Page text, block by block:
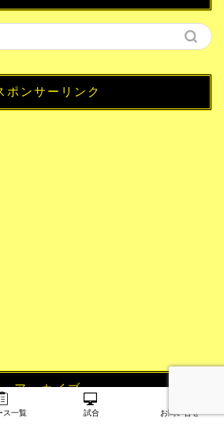
ポンサーリンク
アーカイブ
ス一覧 試合 お問い合せ